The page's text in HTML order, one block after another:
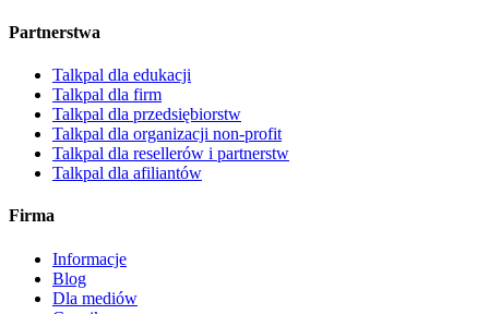
Partnerstwa
Talkpal dla edukacji
Talkpal dla firm
Talkpal dla przedsiębiorstw
Talkpal dla organizacji non-profit
Talkpal dla resellerów i partnerstw
Talkpal dla afiliantów
Firma
Informacje
Blog
Dla mediów